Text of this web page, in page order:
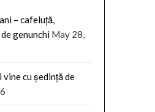
– cafeluță,
genunchi May 28,
cu ședință de